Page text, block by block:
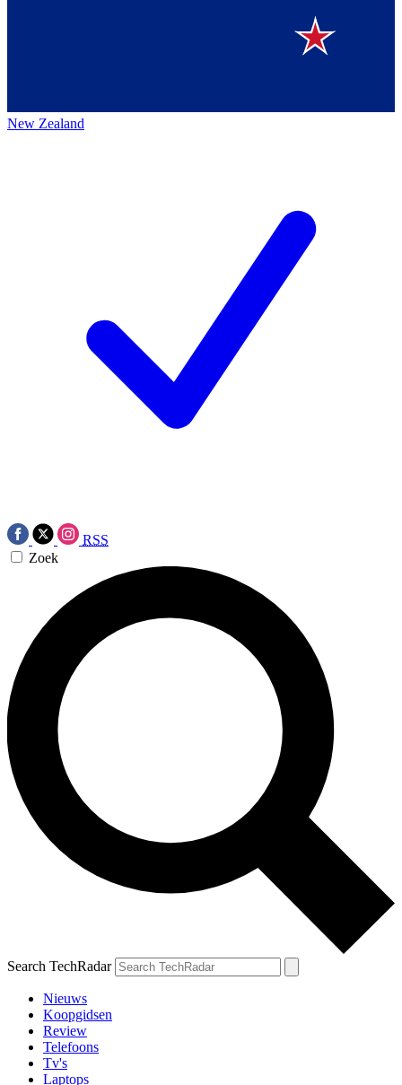
New Zealand
RSS
Zoek
Search TechRadar
Nieuws
Koopgidsen
Review
Telefoons
Tv's
Laptops